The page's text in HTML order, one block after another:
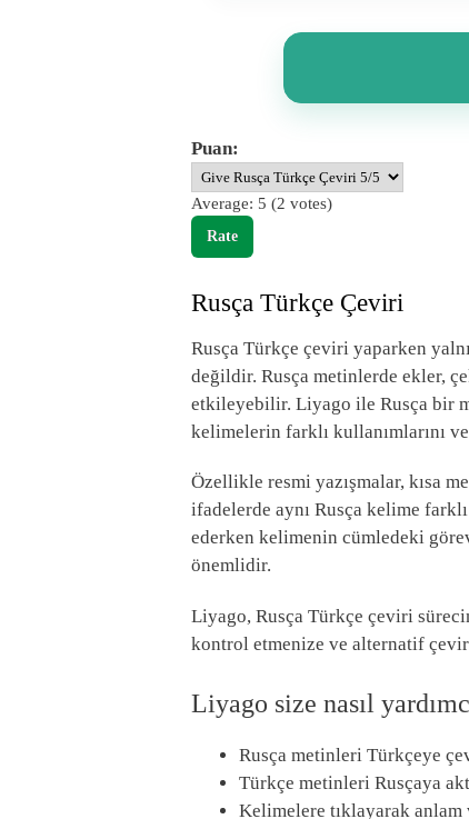
Puan:
Average: 5 (2 votes)
Rusça Türkçe Çeviri
Rusça Türkçe çeviri yaparken
değildir. Rusça metinlerde ekler,
etkileyebilir. Liyago ile Rusça bir
kelimelerin farklı kullanımlarını
Özellikle resmi yazışmalar, kısa
ifadelerde aynı Rusça kelime
ederken kelimenin cümledeki
önemlidir.
Liyago, Rusça Türkçe çeviri
kontrol etmenize ve alternatif
Liyago size nasıl
Rusça metinleri Türkçeye
Türkçe metinleri Rusçaya
Kelimelere tıklayarak